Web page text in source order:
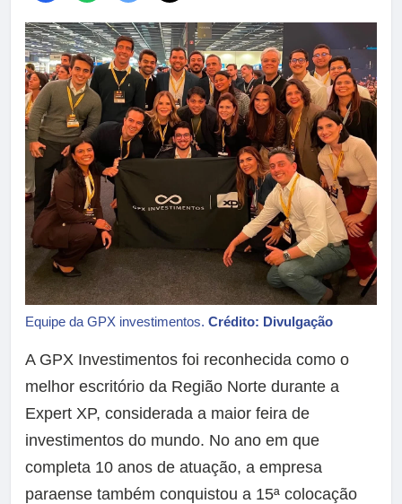
Equipe da GPX investimentos. Crédito: Divulgação
A GPX Investimentos foi reconhecida como o
melhor escritório da Região Norte durante a
Expert XP, considerada a maior feira de
investimentos do mundo. No ano em que
completa 10 anos de atuação, a empresa
paraense também conquistou a 15ª colocação